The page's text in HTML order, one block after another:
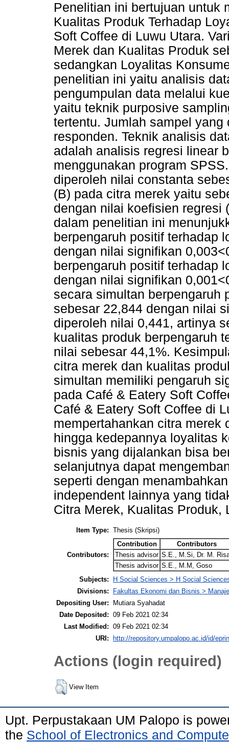
Penelitian ini bertujuan untuk
Kualitas Produk Terhadap
Soft Coffee di Luwu Utara.
Merek dan Kualitas Produk
sedangkan Loyalitas
penelitian ini yaitu analisis
pengumpulan data melalui
yaitu teknik purposive
tertentu. Jumlah sampel
responden. Teknik analisis
adalah analisis regresi linear
menggunakan program
diperoleh nilai constanta
(B) pada citra merek yaitu
dengan nilai koefisien regresi
dalam penelitian ini
berpengaruh positif terhadap
dengan nilai signifikan
berpengaruh positif terhadap
dengan nilai signifikan
secara simultan berpengaruh
sebesar 22,844 dengan nilai
diperoleh nilai 0,441, artinya
kualitas produk berpengaruh
nilai sebesar 44,1%.
citra merek dan kualitas
simultan memiliki pengaruh
pada Café & Eatery Soft
Café & Eatery Soft Coffee di
mempertahankan citra merek
hingga kedepannya loyalitas
bisnis yang dijalankan bisa
selanjutnya dapat
seperti dengan
independent lainnya yang
Citra Merek, Kualitas Produk,
Item Type: Thesis (Skripsi)
Contributors:
Contribution
Contributors
Thesis advisor S.E., M.Si, Dr. M.
Thesis advisor S.E., M.M, Goso
Subjects:
H Social Sciences > H Social
Divisions:
Fakultas Ekonomi dan Bisnis >
Depositing User:
Mutiara Syahadat
Date Deposited: 09 Feb 2021 02:34
Last Modified: 09 Feb 2021 02:34
URI:
http://repository.umpalopo.ac.id/id/
Actions (login required)
View Item
Upt. Perpustakaan UM Palopo is
the School of Electronics and